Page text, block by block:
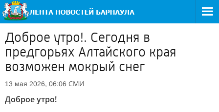
Доброе утро!. Сегодня в
предгорьях Алтайского края
возможен мокрый снег
13 мая 2026, 06:06 СМИ
Доброе утро!